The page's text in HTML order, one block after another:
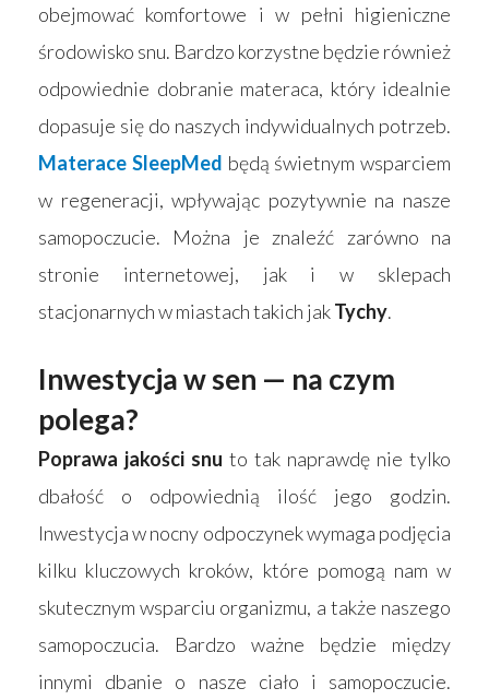
obejmować komfortowe i w pełni higieniczne
środowisko snu. Bardzo korzystne będzie również
odpowiednie dobranie materaca, który idealnie
dopasuje się do naszych indywidualnych potrzeb.
Materace SleepMed będą świetnym wsparciem
w regeneracji, wpływając pozytywnie na nasze
samopoczucie. Można je znaleźć zarówno na
stronie internetowej, jak i w sklepach
stacjonarnych w miastach takich jakTychy.
Inwestycja w sen — na czym
polega?
Poprawa jakości snu to tak naprawdę nie tylko
dbałość o odpowiednią ilość jego godzin.
Inwestycja w nocny odpoczynek wymaga podjęcia
kilku kluczowych kroków, które pomogą nam w
skutecznym wsparciu organizmu, a także naszego
samopoczucia. Bardzo ważne będzie między
innymi dbanie o nasze ciało i samopoczucie.